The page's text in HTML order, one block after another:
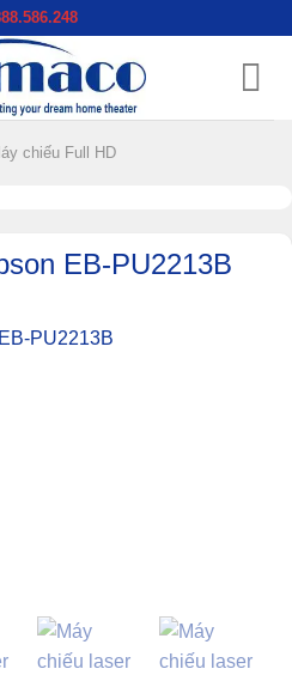
chiếu Full HD
EB-PU2213B